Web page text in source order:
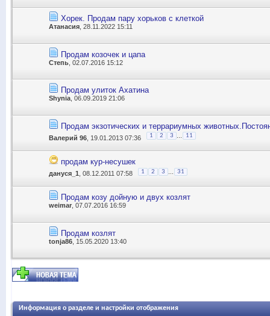
Хорек. Продам пару хорьков с клеткой
Атанасия , 28.11.2022 15:11
Продам козочек и цапа
Степь , 02.07.2016 15:12
Продам улиток Ахатина
Shynia , 06.09.2019 21:06
Продам экзотических и террариумных
Валерий 96 , 19.01.2013 07:36 1 2 3 11
продам кур-несушек
дануся_1 , 08.12.2011 07:58 1 2 3 31
Продам козу дойную и двух козлят
weimar, 07.07.2016 16:59
Продам козлят
tonja86 , 15.05.2020 13:40
Информация о разделе и настройки отображения